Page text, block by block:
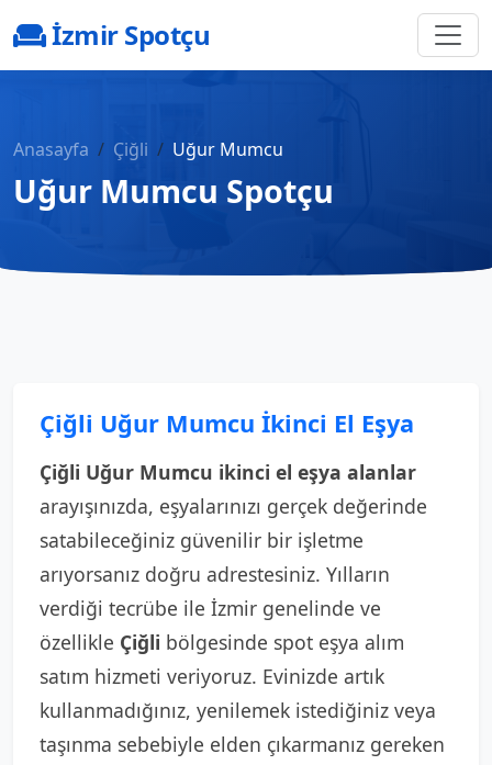
İzmir Spotçu
Anasayfa Çiğli Uğur Mumcu
Uğur Mumcu Spotçu
Çiğli Uğur Mumcu İkinci El Eşya
Çiğli Uğur Mumcu ikinci el eşya alanlar
arayışınızda, eşyalarınızı gerçek değerinde
satabileceğiniz güvenilir bir işletme
arıyorsanız doğru adrestesiniz. Yılların
verdiği tecrübe ile İzmir genelinde ve
özellikle Çiğli bölgesinde spot eşya alım
satım hizmeti veriyoruz. Evinizde artık
kullanmadığınız, yenilemek istediğiniz veya
taşınma sebebiyle elden çıkarmanız gereken